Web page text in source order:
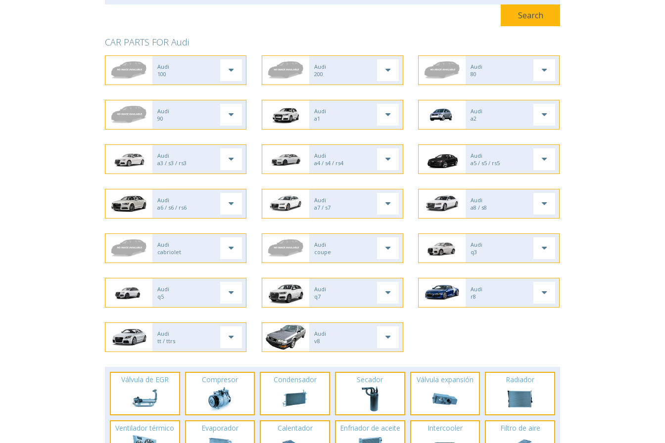
CAR PARTS FOR Audi
Audi
100
Audi
200
Audi
80
Audi
90
Audi
a1
Audi
a2
Audi
a3 / s3 / rs3
Audi
a4 / s4 / rs4
Audi
a5 / s5 / rs5
Audi
a6 / s6 / rs6
Audi
a7 / s7
Audi
a8 / s8
Audi
cabriolet
Audi
coupe
Audi
q3
Audi
q5
Audi
q7
Audi
r8
Audi
tt / ttrs
Audi
v8
Válvula de EGR Compresor Condensador Secador Válvula expansión Radiador
Ventilador térmico Evaporador Calentador Enfriador de aceite Intercooler Filtro de aire